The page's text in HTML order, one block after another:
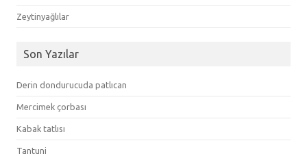
Zeytinyağlılar
Son Yazılar
Derin dondurucuda patlıcan
Mercimek çorbası
Kabak tatlısı
Tantuni